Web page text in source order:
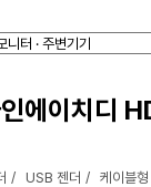
인에이치디
USB 젠더 케이블형